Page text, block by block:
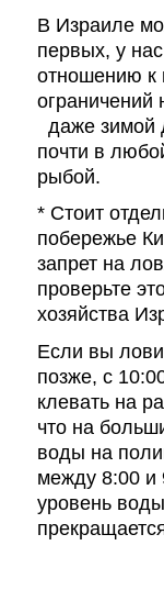
В Израиле
первых, у
отношению к
даже зимой
почти в
рыбой.
* Стоит
побережье
запрет на
проверьте
хозяйства
Если вы
позже, с
клевать на
что на
воды на
между 8:00 и
уровень